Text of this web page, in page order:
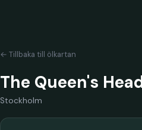
← Tillbaka till ölkartan
The Queen's
Stockholm